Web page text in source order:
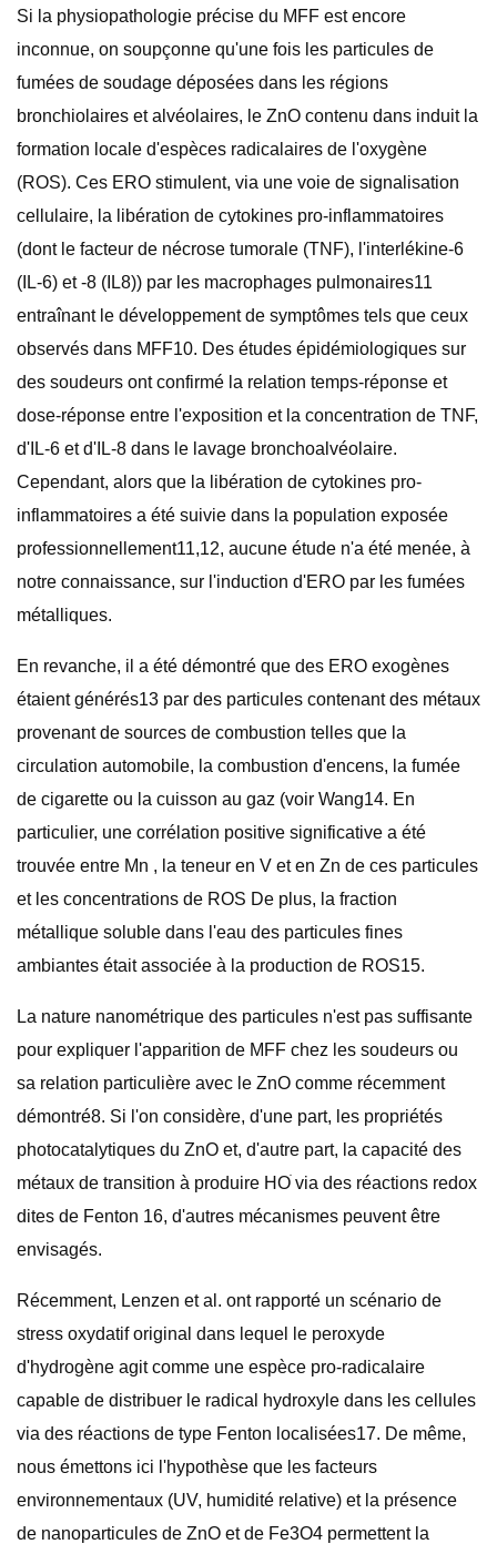
Si la physiopathologie précise du MFF est encore
inconnue, on soupçonne qu'une fois les particules de
fumées de soudage déposées dans les régions
bronchiolaires et alvéolaires, le ZnO contenu dans induit la
formation locale d'espèces radicalaires de l'oxygène
(ROS). Ces ERO stimulent, via une voie de signalisation
cellulaire, la libération de cytokines pro-inflammatoires
(dont le facteur de nécrose tumorale (TNF), l'interlékine-6 ​​
(IL-6) et -8 (IL8)) par les macrophages pulmonaires11
entraînant le développement de symptômes tels que ceux
observés dans MFF10. Des études épidémiologiques sur
des soudeurs ont confirmé la relation temps-réponse et
dose-réponse entre l'exposition et la concentration de TNF,
d'IL-6 et d'IL-8 dans le lavage bronchoalvéolaire.
Cependant, alors que la libération de cytokines pro-
inflammatoires a été suivie dans la population exposée
professionnellement11,12, aucune étude n'a été menée, à
notre connaissance, sur l'induction d'ERO par les fumées
métalliques.
En revanche, il a été démontré que des ERO exogènes
étaient générés13 par des particules contenant des métaux
provenant de sources de combustion telles que la
circulation automobile, la combustion d'encens, la fumée
de cigarette ou la cuisson au gaz (voir Wang14. En
particulier, une corrélation positive significative a été
trouvée entre Mn , la teneur en V et en Zn de ces particules
et les concentrations de ROS De plus, la fraction
métallique soluble dans l'eau des particules fines
ambiantes était associée à la production de ROS15.
La nature nanométrique des particules n'est pas suffisante
pour expliquer l'apparition de MFF chez les soudeurs ou
sa relation particulière avec le ZnO comme récemment
démontré8. Si l'on considère, d'une part, les propriétés
photocatalytiques du ZnO et, d'autre part, la capacité des
métaux de transition à produire HOׄ via des réactions redox
dites de Fenton 16, d'autres mécanismes peuvent être
envisagés.
Récemment, Lenzen et al. ont rapporté un scénario de
stress oxydatif original dans lequel le peroxyde
d'hydrogène agit comme une espèce pro-radicalaire
capable de distribuer le radical hydroxyle dans les cellules
via des réactions de type Fenton localisées17. De même,
nous émettons ici l'hypothèse que les facteurs
environnementaux (UV, humidité relative) et la présence
de nanoparticules de ZnO et de Fe3O4 permettent la